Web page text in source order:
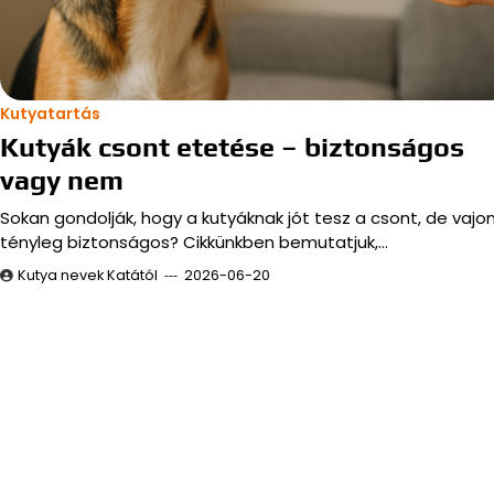
Kutyatartás
Kutyák csont etetése – biztonságos
vagy nem
Sokan gondolják, hogy a kutyáknak jót tesz a csont, de
tényleg biztonságos? Cikkünkben bemutatjuk,…
Kutya nevek Katától 2026-06-20